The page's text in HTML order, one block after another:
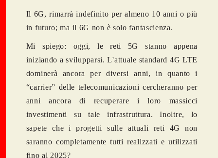
Il 6G, rimarrà indefinito per almeno 10 anni o più
in futuro; ma il 6G non è solo fantascienza.
Mi spiego: oggi, le reti 5G stanno appena
iniziando a svilupparsi. L'attuale standard 4G LTE
dominerà ancora per diversi anni, in quanto i
“carrier” delle telecomunicazioni cercheranno per
anni ancora di recuperare i loro massicci
investimenti su tale infrastruttura. Inoltre, lo
sapete che i progetti sulle attuali reti 4G non
saranno completamente tutti realizzati e utilizzati
fino al 2025?